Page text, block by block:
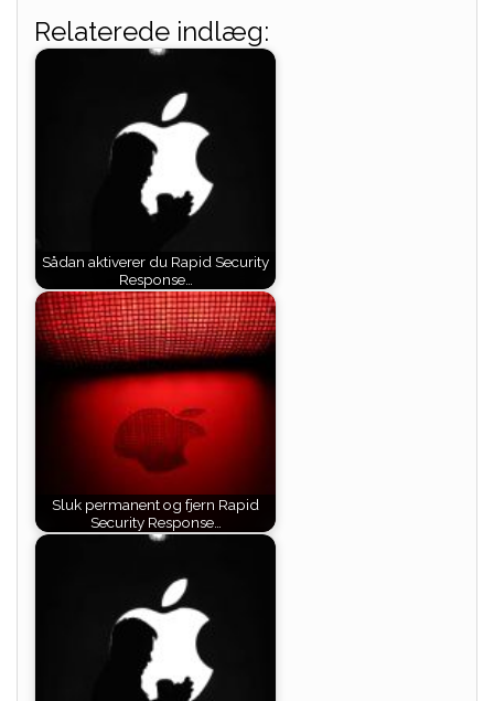
Relaterede indlæg:
Sådan aktiverer du Rapid Security
Response…
Sluk permanent og fjern Rapid
Security Response…